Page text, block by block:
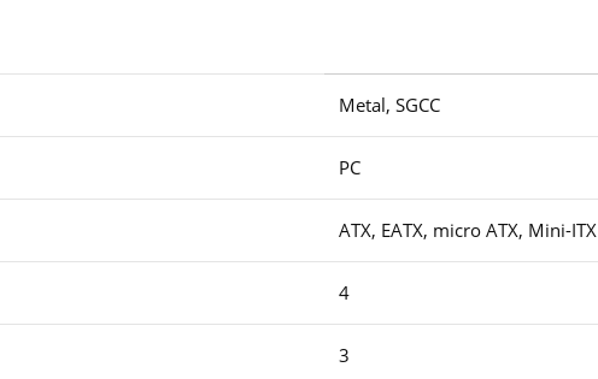
Metal, SGCC
PC
ATX, EATX, micro ATX, Mini-ITX
4
3